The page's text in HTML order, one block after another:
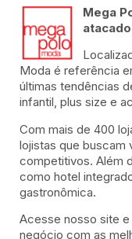
Mega
Moda é referência
últimas tendências
infantil, plus size e
Com mais de 400
lojistas que buscam
competitivos. Além
como hotel
gastronômica.
Acesse nosso site
negócio com as